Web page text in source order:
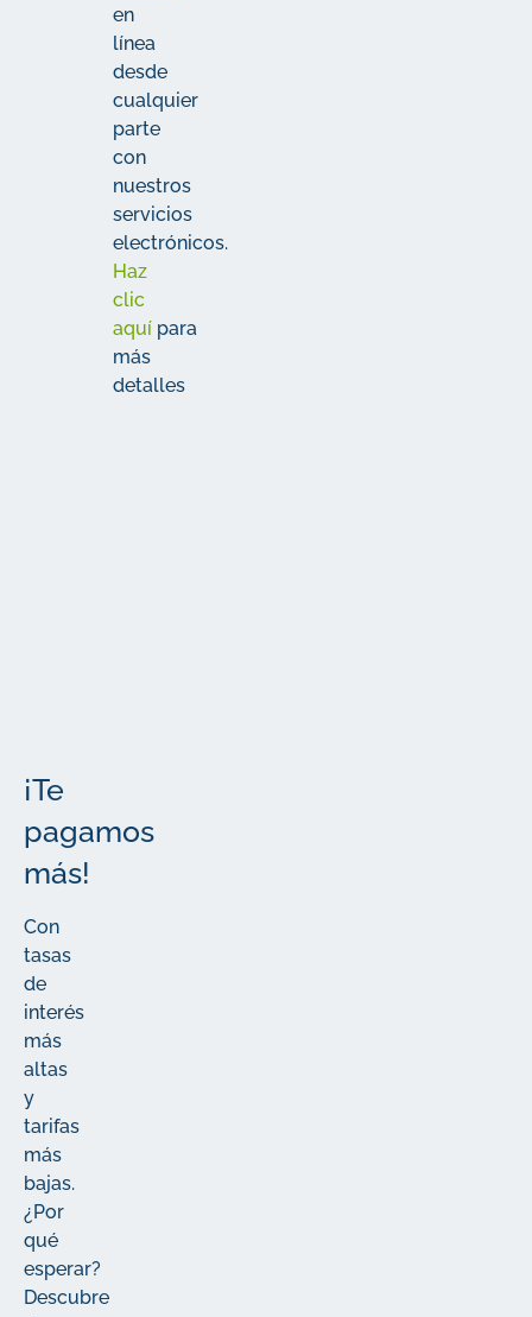
en
línea
desde
cualquier
parte
con
nuestros
servicios
electrónicos.
Haz
clic
aquí para
más
detalles
¡Te
pagamos
más!
Con
tasas
de
interés
más
altas
y
tarifas
más
bajas.
¿Por
qué
esperar?
Descubre